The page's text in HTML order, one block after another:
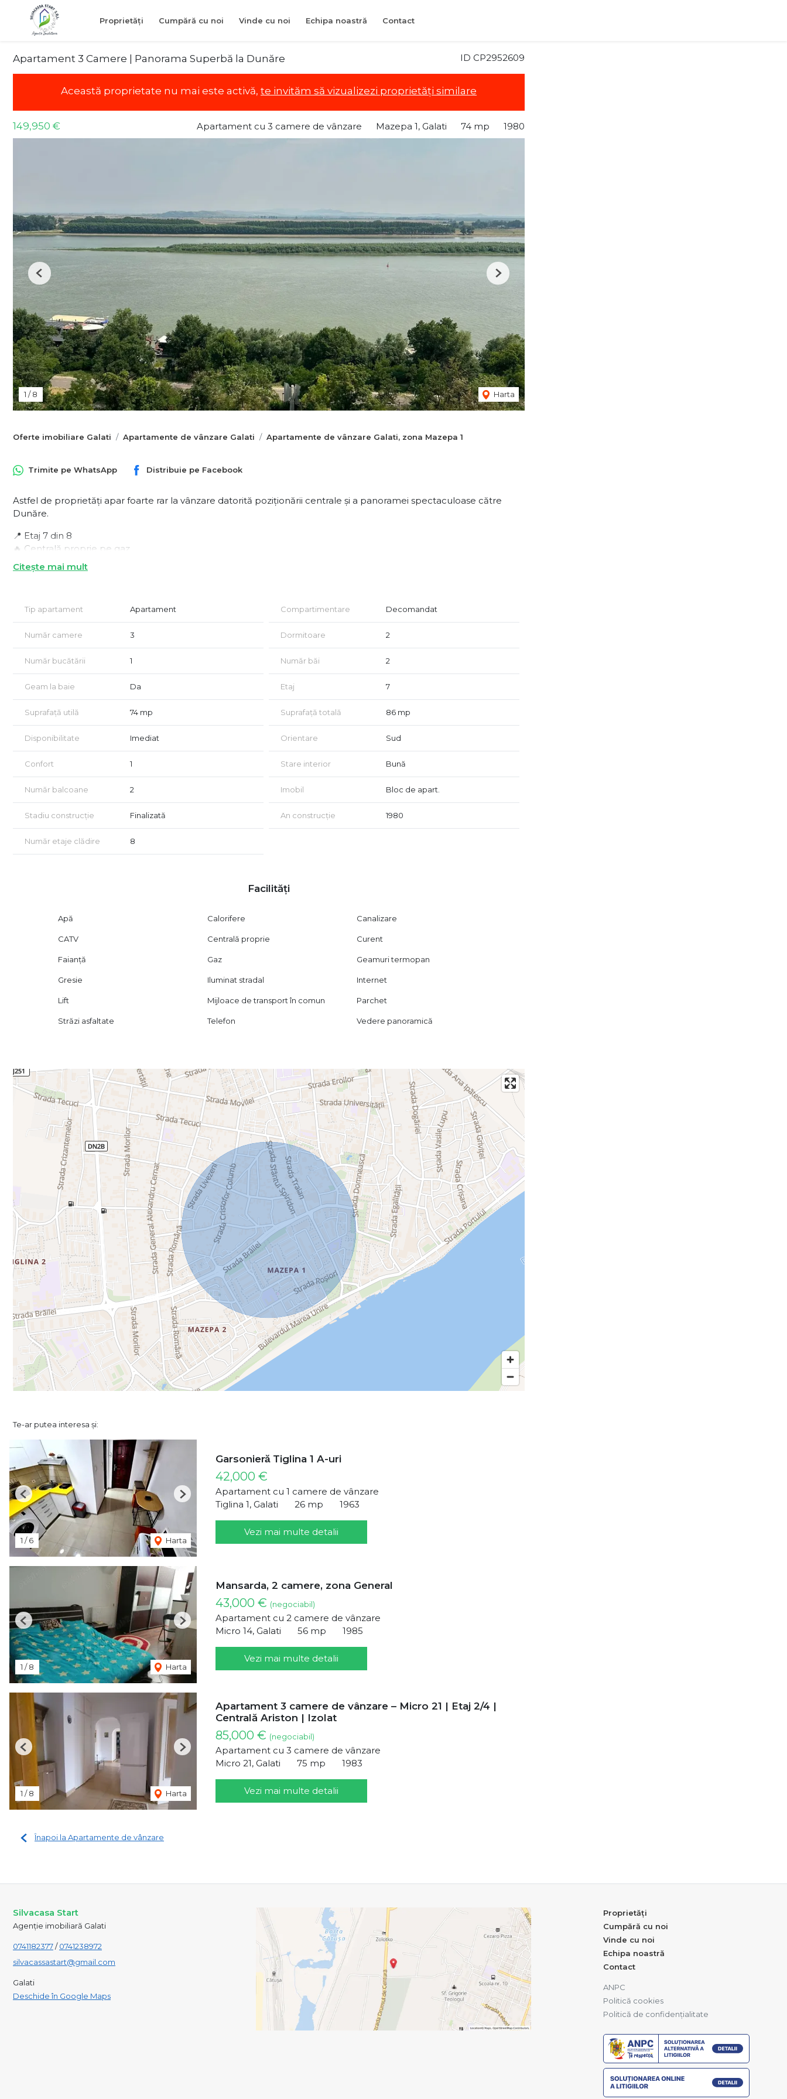
Proprietăți Cumpără cu noi Vinde cu noi Echipa noastră Contact
ID CP2952609
Apartament 3 Camere | Panorama Superbă la Dunăre
Această proprietate nu mai este activă, te invităm să vizualizezi proprietăți similare
149,950 € Apartament cu 3 camere de vânzare Mazepa 1, Galati 74 mp 1980
1 /8 Harta
Previous Next
Oferte imobiliare Galati Apartamente de vânzare Galati Apartamente de vânzare Galati, zona Mazepa 1
Trimite pe WhatsApp Distribuie pe Facebook
Astfel de proprietăți apar foarte rar la vânzare datorită poziționării centrale și a panoramei spectaculoase către
Dunăre.
📍 Etaj 7 din 8
🔥 Centrală proprie pe gaz
🏠 3 camere decomandate
🛁 Două grupuri sanitare
O locuință ideală pentru confortul familiei sau pentru investiție, într-o zonă premium.
Pentru mai multe detalii și programarea unei vizionări:
Citește mai mult
Tip apartament Apartament Compartimentare Decomandat
Număr camere 3 Dormitoare 2
Număr bucătării 1 Număr băi 2
Geam la baie Da Etaj 7
Suprafață utilă 74 mp Suprafață totală 86 mp
Disponibilitate Imediat Orientare Sud
Confort 1 Stare interior Bună
Număr balcoane 2 Imobil Bloc de apart.
Stadiu construcție Finalizată An construcție 1980
Număr etaje clădire 8
Facilități
Apă Calorifere Canalizare
CATV Centrală proprie Curent
Faianță Gaz Geamuri termopan
Gresie Iluminat stradal Internet
Lift Mijloace de transport în comun Parchet
Străzi asfaltate Telefon Vedere panoramică
Te-ar putea interesa și:
1 /6 Harta
Previous Next
Garsonieră Tiglina 1 A-uri
42,000 €
Apartament cu 1 camere de vânzare
Tiglina 1, Galati
26 mp 1963
Vezi mai multe detalii
1 /8 Harta
Previous Next
Mansarda, 2 camere, zona General
43,000 € (negociabil)
Apartament cu 2 camere de vânzare
Micro 14, Galati
56 mp 1985
Vezi mai multe detalii
1 /8 Harta
Previous Next
Apartament 3 camere de vânzare – Micro 21 | Etaj 2/4 |
Centrală Ariston | Izolat
85,000 € (negociabil)
Apartament cu 3 camere de vânzare
Micro 21, Galati
75 mp 1983
Vezi mai multe detalii
Înapoi la Apartamente de vânzare
Silvacasa Start
Agenție imobiliară Galati
0741182377/0741238972
silvacassastart@gmail.com
Galati
Deschide în Google Maps
Proprietăți
Cumpără cu noi
Vinde cu noi
Echipa noastră
Contact
ANPC
Politică cookies
Politică de confidențialitate